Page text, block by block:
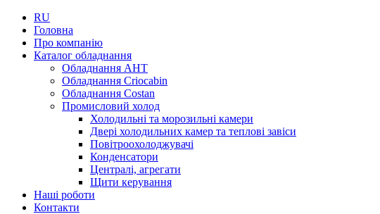
RU
Головна
Про компанію
Каталог обладнання
Обладнання AHT
Обладнання Criocabin
Обладнання Costan
Промисловий холод
Холодильні та морозильні камери
Двері холодильних камер та теплові завіси
Повітроохолоджувачі
Конденсатори
Централі, агрегати
Щити керування
Наші роботи
Контакти